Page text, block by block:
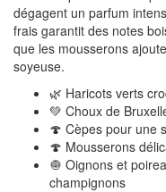
dégagent un parfum
frais garantit des notes
que les mousserons
soyeuse.
🌿 Haricots verts
💚 Choux de
🍄 Cèpes pour une
🍄 Mousserons
🧅 Oignons et
champignons